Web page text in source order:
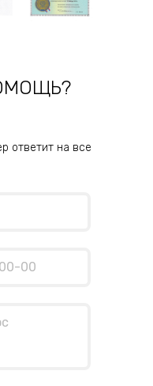
ответит на все